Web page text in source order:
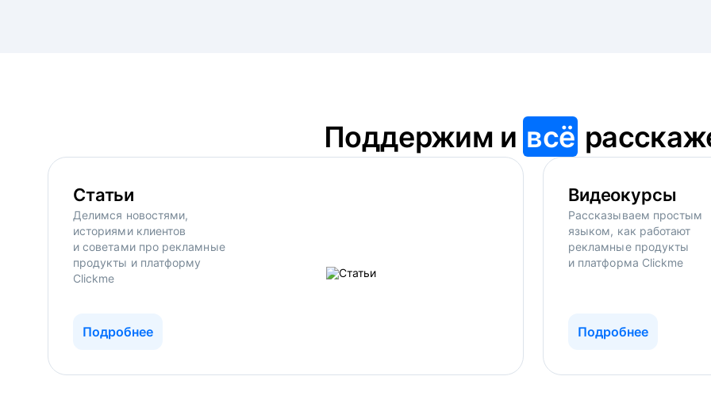
Поддержим и всё
Статьи
Делимся новостями,
историями клиентов
и советами про рекламные
продукты и платформу
Clickme
Подробнее
Видеокурсы
Рассказываем простым
языком, как работают
рекламные продукты
и платформа Clickme
Подробнее